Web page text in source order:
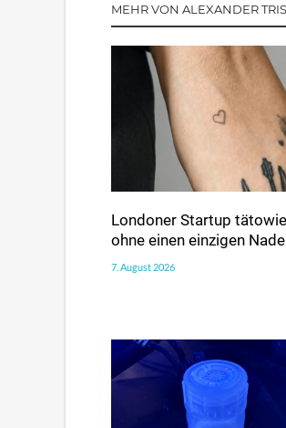
MEHR VON ALEXANDER
Londoner Startup
ohne einen einzigen
7. August 2026